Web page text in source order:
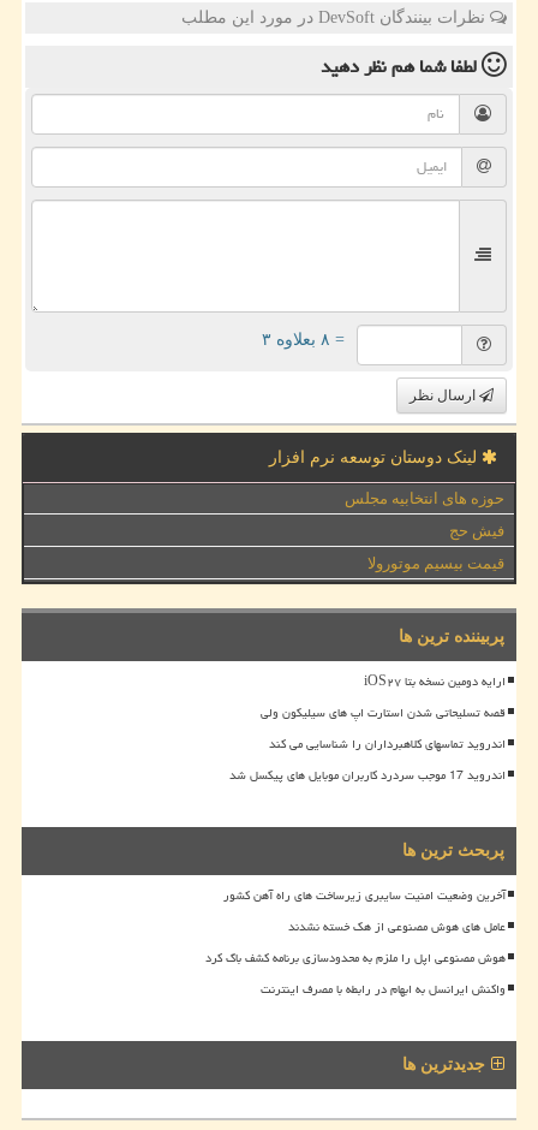
نظرات بینندگان DevSoft در مورد این مطلب
لطفا شما همنظر دهید
= ۸ بعلاوه ۳
ارسال نظر
لینک دوستان توسعه نرم افزار
حوزه های انتخابیه مجلس
فیش حج
قیمت بیسیم موتورولا
پربیننده ترین ها
ارایه دومین نسخه بتا iOS۲۷
قصه تسلیحاتی شدن استارت اپ های سیلیکون ولی
اندروید تماسهای کلاهبرداران را شناسایی می کند
اندروید 17 موجب سردرد کاربران موبایل های پیکسل شد
پربحث ترین ها
آخرین وضعیت امنیت سایبری زیرساخت های راه آهن کشور
عامل های هوش مصنوعی از هک خسته نشدند
هوش مصنوعی اپل را ملزم به محدودسازی برنامه کشف باگ کرد
واکنش ایرانسل به ابهام در رابطه با مصرف اینترنت
جدیدترین ها